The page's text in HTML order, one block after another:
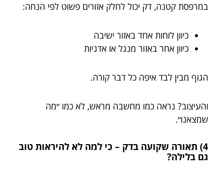
במרפסת קטנה, דק יכול לחלק אזורים פשוט לפי הנחה:
כיוון לוחות אחד באזור ישיבה
כיוון אחר באזור מנגל או אדניות
הגוף מבין לבד איפה כל דבר קורה.
והעיצוב? נראה כמו מחשבה מראש, לא כמו ״מה
שמצאנו״.
4) תאורה שקועה בדק – כי למה לא להיראות טוב
גם בלילה?